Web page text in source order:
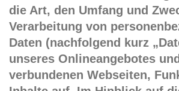
die Art, den Umfang und
Verarbeitung von
Daten (nachfolgend kurz
unseres Onlineangebotes
verbundenen Webseiten,